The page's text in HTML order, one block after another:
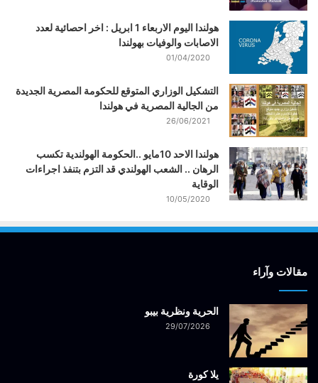
هولندا اليوم الاربعاء 1 ابريل : اخر احصائية لعدد
الاصابات والوفيات بهولندا
01/04/2020
التشكيل الوزاري المتوقع للحكومة المصرية الجديدة
من الجالية المصرية في هولندا
26/06/2021
هولندا الاحد 10مايو ..الحكومة الهولندية تكسب
الرهان .. الشعب الهولندي قد التزم بتنفذ اجراءات
الوقاية
10/05/2020
مقالات وآراء
الحرية ونظرية بيبو
29/07/2026
يلا كورة